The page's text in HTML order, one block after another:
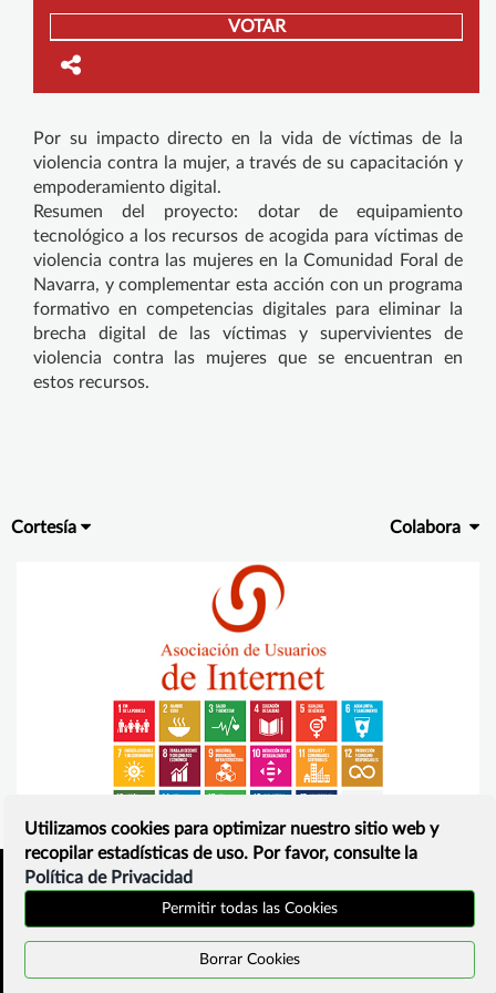
VOTAR
Por su impacto directo en la vida de víctimas de la
violencia contra la mujer, a través de su capacitación y
empoderamiento digital.
Resumen del proyecto: dotar de equipamiento
tecnológico a los recursos de acogida para víctimas de
violencia contra las mujeres en la Comunidad Foral de
Navarra, y complementar esta acción con un programa
formativo en competencias digitales para eliminar la
brecha digital de las víctimas y supervivientes de
violencia contra las mujeres que se encuentran en
estos recursos.
Cortesía Colabora
Política de privacidad
¿Que es?
Contacto
Utilizamos cookies para optimizar nuestro sitio web y
recopilar estadísticas de uso. Por favor, consulte la
Política de Privacidad
Permitir todas las Cookies
Borrar Cookies